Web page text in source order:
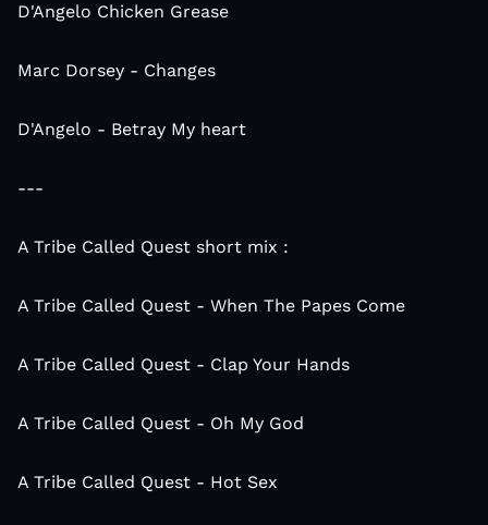
D'Angelo Chicken Grease
Marc Dorsey - Changes
D'Angelo - Betray My heart
---
A Tribe Called Quest short mix :
A Tribe Called Quest - When The Papes Come
A Tribe Called Quest - Clap Your Hands
A Tribe Called Quest - Oh My God
A Tribe Called Quest - Hot Sex